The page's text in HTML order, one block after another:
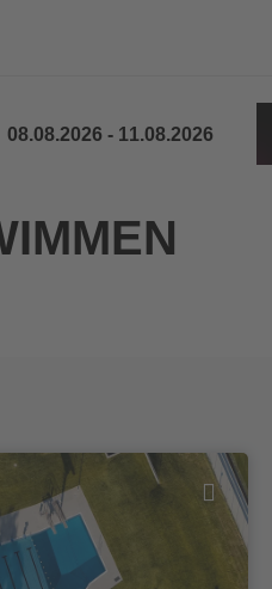
08.08.2026 - 11.08.2026